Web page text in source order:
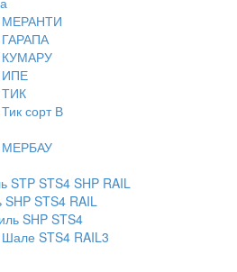
МЕРАНТИ
ГАРАПА
КУМАРУ
ИПЕ
ТИК
сорт В
МЕРБАУ
STP STS4 SHP RAIL
STS4 RAIL
SHP STS4
STS4 RAIL3